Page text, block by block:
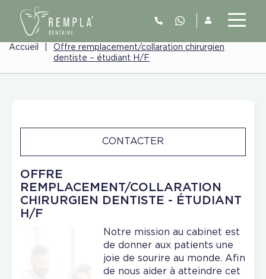
Accueil
Offre remplacement/collaration chirurgien
dentiste – étudiant H/F
OFFRE
REMPLACEMENT/COLLARATION
CHIRURGIEN DENTISTE - ÉTUDIANT
H/F
CONTACTER
Notre mission au cabinet est
de donner aux patients une
joie de sourire au monde. Afin
de nous aider à atteindre cet